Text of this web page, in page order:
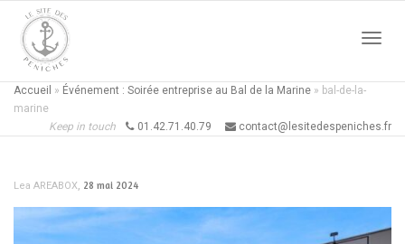
Accueil » Événement : Soirée entreprise au Bal de la Marine » bal-de-la-
marine
Keep in touch
01.42.71.40.79 contact@lesitedespeniches.fr
Lea AREABOX, 28 mai 2024